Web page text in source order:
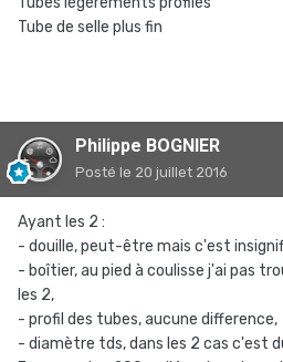
Tube de selle plus fin
Philippe BOGNIER
Posté le 20 juillet 2016
Ayant les 2 :
- douille, peut-être mais c'est
- boîtier, au pied à coulisse j'ai pas
les 2,
- profil des tubes, aucune difference,
- diamètre tds, dans les 2 cas c'est